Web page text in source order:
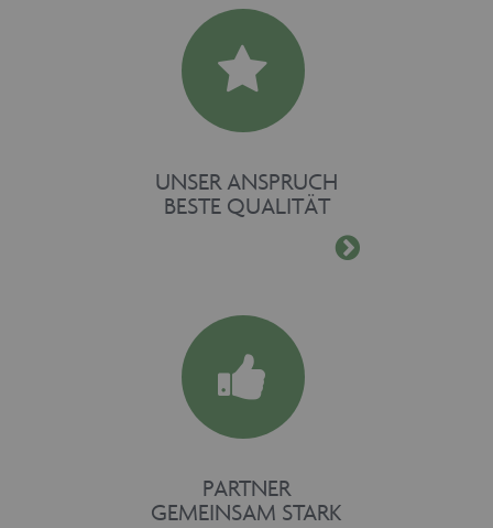
UNSER ANSPRUCH
BESTE QUALITÄT
PARTNER
GEMEINSAM STARK